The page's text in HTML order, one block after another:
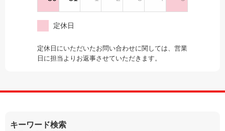
定休日
定休日にいただいたお問い合わせに関しては、営業
日に担当よりお返事させていただきます。
キーワード検索